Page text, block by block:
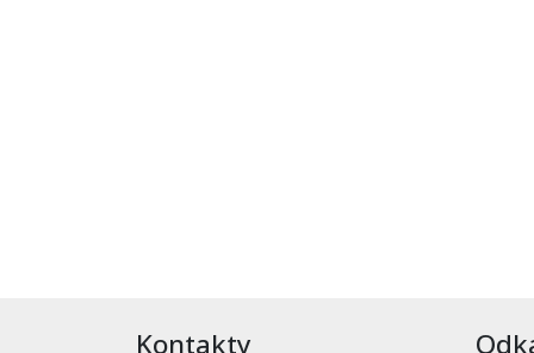
Kontakty